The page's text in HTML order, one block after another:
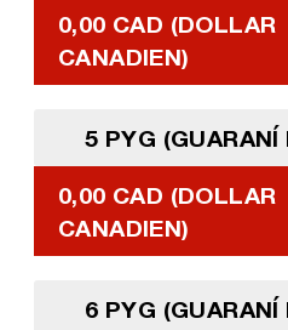
0,00 CAD (DOLLAR
CANADIEN)
5 PYG (GUARANÍ
0,00 CAD (DOLLAR
CANADIEN)
6 PYG (GUARANÍ